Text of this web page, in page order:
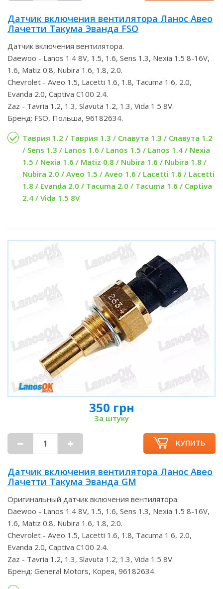
Датчик включения вентилятора Ланос Авео
Лачетти Такума Эванда FSO
Датчик включения вентилятора.
Daewoo - Lanos 1.4 8V, 1.5, 1.6, Sens 1.3, Nexia 1.5 8-16V,
1.6, Matiz 0.8, Nubira 1.6, 1.8, 2.0.
Chevrolet - Aveo 1.5, Lacetti 1.6, 1.8, Tacuma 1.6, 2.0,
Evanda 2.0, Captiva C100 2.4.
Zaz - Tavria 1.2, 1.3, Slavuta 1.2, 1.3, Vida 1.5 8V.
Бренд: FSO, Польша, 96182634.
Таврия 1.2 / Таврия 1.3 / Славута 1.3 / Славута 1.2
/ Sens 1.3 / Lanos 1.6 / Lanos 1.5 / Lanos 1.4 / Nexia
1.5 / Nexia 1.6 / Matiz 0.8 / Nubira 1.6 / Nubira 1.8 /
Nubira 2.0 / Aveo 1.5 / Aveo 1.6 / Lacetti 1.6 / Lacetti
1.8 / Evanda 2.0 / Tacuma 2.0 / Tacuma 1.6 / Captiva
2.4 / Vida 1.5 8V
350 грн
За штуку
КУПИТЬ
Датчик включения вентилятора Ланос Авео
Лачетти Такума Эванда GM
Оригинальный датчик включения вентилятора.
Daewoo - Lanos 1.4 8V, 1.5, 1.6, Sens 1.3, Nexia 1.5 8-16V,
1.6, Matiz 0.8, Nubira 1.6, 1.8, 2.0.
Chevrolet - Aveo 1.5, Lacetti 1.6, 1.8, Tacuma 1.6, 2.0,
Evanda 2.0, Captiva C100 2.4.
Zaz - Tavria 1.2, 1.3, Slavuta 1.2, 1.3, Vida 1.5 8V.
Бренд: General Motors, Корея, 96182634.